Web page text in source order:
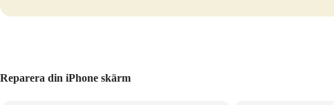
Reparera din iPhone skärm